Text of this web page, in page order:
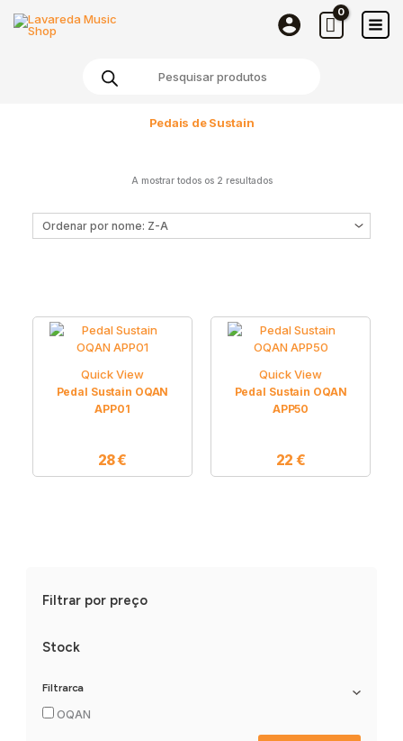
Filtrar por preço
Stock
Filtrarca
OQAN
Pedais de Sustain
A mostrar todos os 2 resultados
Quick View
Pedal Sustain OQAN
APP01
28€
Quick View
Pedal Sustain OQAN
APP50
22 €